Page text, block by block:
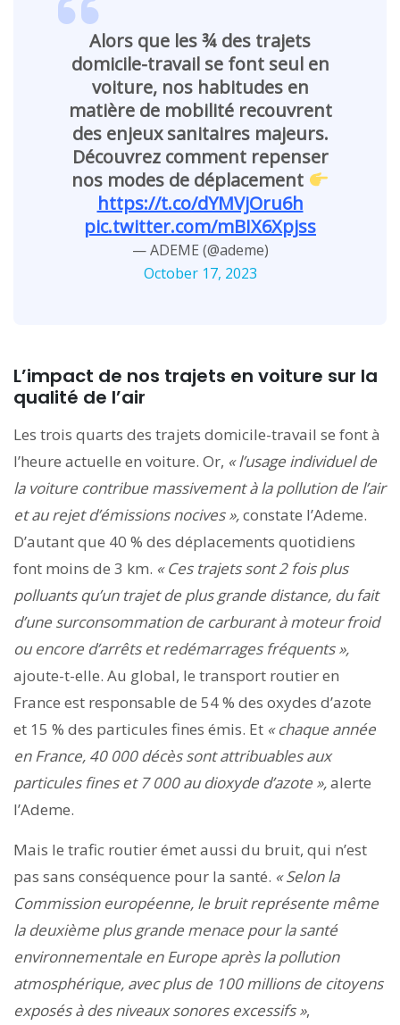
Alors que les ¾ des trajets
domicile-travail se font seul en
voiture, nos habitudes en
matière de mobilité recouvrent
des enjeux sanitaires majeurs.
Découvrez comment repenser
nos modes de déplacement
https://t.co/dYMVjOru6h
pic.twitter.com/mBIX6Xpjss
— ADEME (@ademe)
October 17, 2023
L’impact de nos trajets en voiture sur la
qualité de l’air
Les trois quarts des trajets domicile-travail se font à
l’heure actuelle en voiture. Or, « l’usage individuel de
la voiture contribue massivement à la pollution de l’air
et au rejet d’émissions nocives »,constate l’Ademe.
D’autant que 40 % des déplacements quotidiens
font moins de 3 km. « Ces trajets sont 2 fois plus
polluants qu’un trajet de plus grande distance, du fait
d’une surconsommation de carburant à moteur froid
ou encore d’arrêts et redémarrages fréquents »,
ajoute-t-elle. Au global, le transport routier en
France est responsable de 54 % des oxydes d’azote
et 15 % des particules fines émis. Et « chaque année
en France, 40 000 décès sont attribuables aux
particules fines et 7 000 au dioxyde d’azote »,alerte
l’Ademe.
Mais le trafic routier émet aussi du bruit, qui n’est
pas sans conséquence pour la santé. « Selon la
Commission européenne, le bruit représente même
la deuxième plus grande menace pour la santé
environnementale en Europe après la pollution
atmosphérique, avec plus de 100 millions de citoyens
exposés à des niveaux sonores excessifs »,